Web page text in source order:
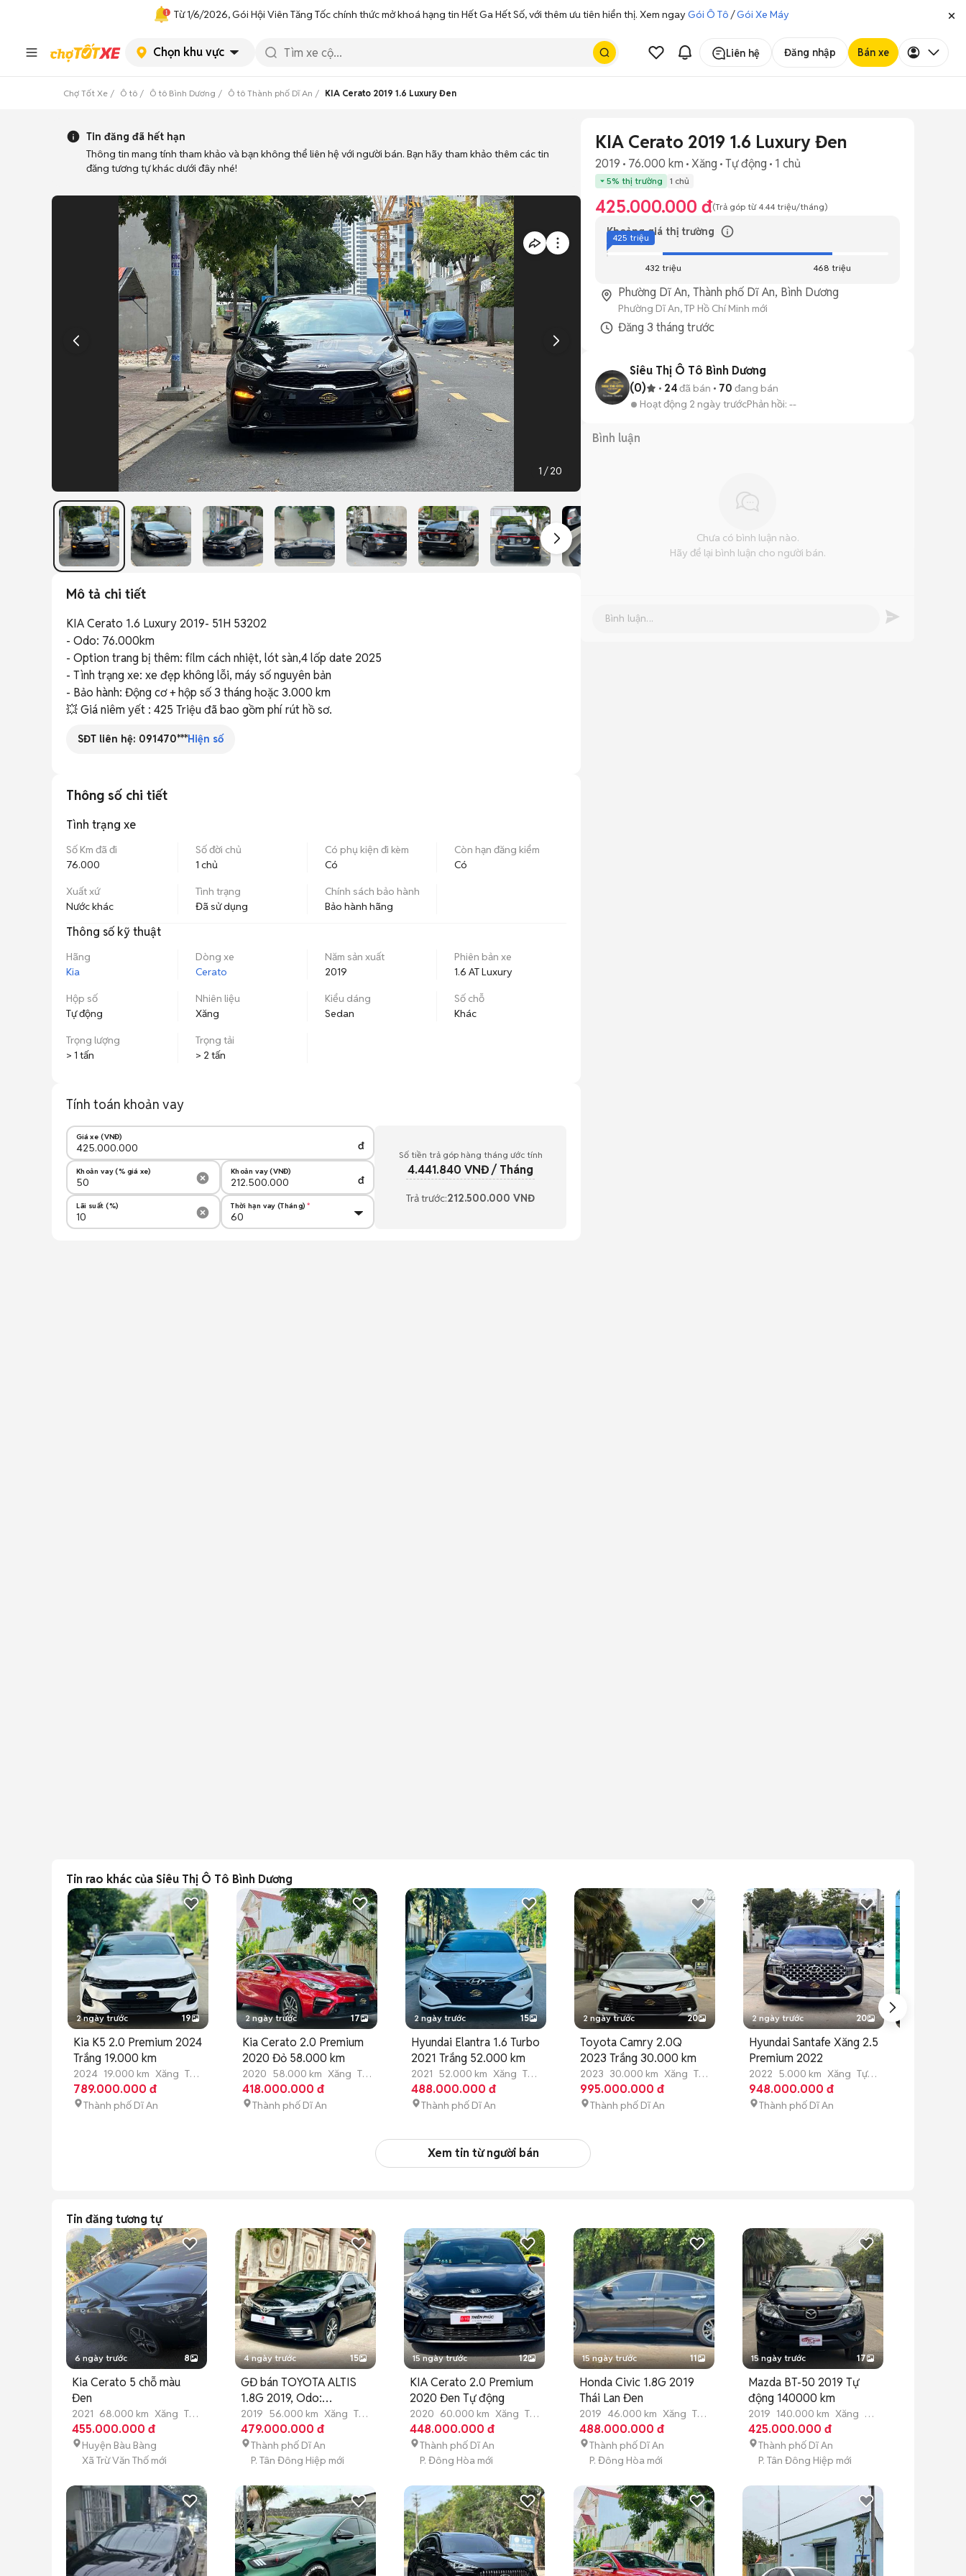
Từ 1/6/2026, Gói Hội Viên Tăng Tốc chính thức mở khoá hạng tin Hết Ga Hết Số, với thêm ưu tiên hiển thị. Xem ngayGói Ô Tô /Gói Xe Máy
Chọn khu vực Liên hệ Đăng nhập Bán xe
Chợ Tốt Xe Ô tô Ô tô Bình Dương Ô tô Thành phố Dĩ An KIA Cerato 2019 1.6 Luxury Đen
KIA Cerato 2019 1.6 Luxury Đen
2019 76.000 km Xăng Tự động 1 chủ
5% thị trường 1 chủ
425.000.000 đ(Trả góp từ 4.44 triệu/tháng)
Khoảng giá thị trường
432 triệu 468 triệu
425 triệu
Phường Dĩ An, Thành phố Dĩ An, Bình Dương
Phường Dĩ An, TP Hồ Chí Minh mới
Đăng 3 tháng trước
Siêu Thị Ô Tô Bình Dương
(0)
24đã bán 70 đang bán
Hoạt động 2 ngày trướcPhản hồi: --
Bình luận
Chưa có bình luận nào.
Hãy để lại bình luận cho người bán.
Tin đăng đã hết hạn
Thông tin mang tính tham khảo và bạn không thể liên hệ với người bán. Bạn hãy tham khảo thêm các tin
đăng tương tự khác dưới đây nhé!
1 /20
Mô tả chi tiết
KIA Cerato 1.6 Luxury 2019- 51H 53202
- Odo: 76.000km
- Option trang bị thêm: film cách nhiệt, lót sàn,4 lốp date 2025
- Tình trạng xe: xe đẹp không lỗi, máy số nguyên bản
- Bảo hành: Động cơ + hộp số 3 tháng hoặc 3.000 km
💥 Giá niêm yết : 425 Triệu đã bao gồm phí rút hồ sơ.
SĐT liên hệ: 091470***Hiện số
Thông số chi tiết
Tình trạng xe
Số Km đã đi
76.000
Số đời chủ
1 chủ
Có phụ kiện đi kèm
Có
Còn hạn đăng kiểm
Có
Xuất xứ
Nước khác
Tình trạng
Đã sử dụng
Chính sách bảo hành
Bảo hành hãng
Thông số kỹ thuật
Hãng
Kia
Dòng xe
Cerato
Năm sản xuất
2019
Phiên bản xe
1.6 AT Luxury
Hộp số
Tự động
Nhiên liệu
Xăng
Kiểu dáng
Sedan
Số chỗ
Khác
Trọng lượng
> 1 tấn
Trọng tải
> 2 tấn
Tính toán khoản vay
Giá xe (VNĐ)
đ
Khoản vay (% giá xe) Khoản vay (VNĐ)
đ
Lãi suất (%) Thời hạn vay (Tháng)
Số tiền trả góp hàng tháng ước tính
4.441.840 VNĐ / Tháng
Trả trước:212.500.000 VNĐ
Tin rao khác của Siêu Thị Ô Tô Bình Dương
2 ngày trước 19
Kia K5 2.0 Premium 2024
Trắng 19.000 km
2024 19.000 km Xăng Tự
động
789.000.000 đ
Thành phố Dĩ An
2 ngày trước 17
Kia Cerato 2.0 Premium
2020 Đỏ 58.000 km
2020 58.000 km Xăng Tự
động
418.000.000 đ
Thành phố Dĩ An
2 ngày trước 15
Hyundai Elantra 1.6 Turbo
2021 Trắng 52.000 km
2021 52.000 km Xăng Tự
động
488.000.000 đ
Thành phố Dĩ An
2 ngày trước 20
Toyota Camry 2.0Q
2023 Trắng 30.000 km
2023 30.000 km Xăng Tự
động
995.000.000 đ
Thành phố Dĩ An
2 ngày trước 20
Hyundai Santafe Xăng 2.5
Premium 2022
2022 5.000 km Xăng Tự
động
948.000.000 đ
Thành phố Dĩ An
Xem tin từ người bán
Tin đăng tương tự
6 ngày trước 8
Kia Cerato 5 chỗ màu
Đen
2021 68.000 km Xăng Tự
động
455.000.000 đ
Huyện Bàu Bàng
Xã Trừ Văn Thố mới
4 ngày trước 15
GĐ bán TOYOTA ALTIS
1.8G 2019, Odo:
56.000km
2019 56.000 km Xăng Tự
động
479.000.000 đ
Thành phố Dĩ An
P. Tân Đông Hiệp mới
15 ngày trước 12
KIA Cerato 2.0 Premium
2020 Đen Tự động
2020 60.000 km Xăng Tự
động
448.000.000 đ
Thành phố Dĩ An
P. Đông Hòa mới
15 ngày trước 11
Honda Civic 1.8G 2019
Thái Lan Đen
2019 46.000 km Xăng Tự
động
488.000.000 đ
Thành phố Dĩ An
P. Đông Hòa mới
15 ngày trước 17
Mazda BT-50 2019 Tự
động 140000 km
2019 140.000 km Xăng Tự
động
425.000.000 đ
Thành phố Dĩ An
P. Tân Đông Hiệp mới